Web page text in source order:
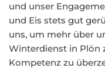
und unser
und Eis stets gut
uns, um mehr über
Winterdienst in Plön
Kompetenz zu